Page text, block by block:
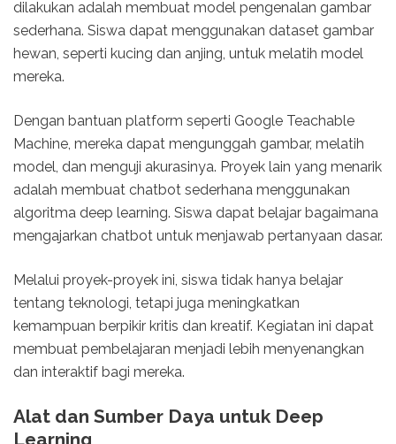
dilakukan adalah membuat model pengenalan gambar
sederhana. Siswa dapat menggunakan dataset gambar
hewan, seperti kucing dan anjing, untuk melatih model
mereka.
Dengan bantuan platform seperti Google Teachable
Machine, mereka dapat mengunggah gambar, melatih
model, dan menguji akurasinya. Proyek lain yang menarik
adalah membuat chatbot sederhana menggunakan
algoritma deep learning. Siswa dapat belajar bagaimana
mengajarkan chatbot untuk menjawab pertanyaan dasar.
Melalui proyek-proyek ini, siswa tidak hanya belajar
tentang teknologi, tetapi juga meningkatkan
kemampuan berpikir kritis dan kreatif. Kegiatan ini dapat
membuat pembelajaran menjadi lebih menyenangkan
dan interaktif bagi mereka.
Alat dan Sumber Daya untuk Deep
Learning